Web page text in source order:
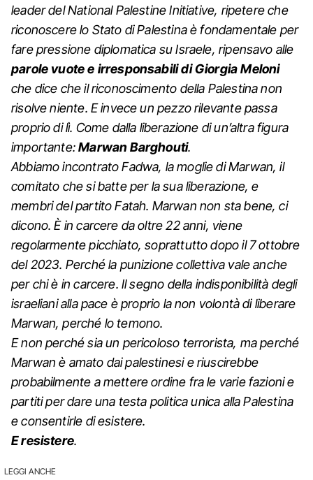
leader del National Palestine Initiative, ripetere che
riconoscere lo Stato di Palestina è fondamentale per
fare pressione diplomatica su Israele, ripensavo alle
parole vuote e irresponsabili di Giorgia Meloni
che dice che il riconoscimento della Palestina non
risolve niente. E invece un pezzo rilevante passa
proprio di lì. Come dalla liberazione di un’altra figura
importante:Marwan Barghouti.
Abbiamo incontrato Fadwa, la moglie di Marwan, il
comitato che si batte per la sua liberazione, e
membri del partito Fatah. Marwan non sta bene, ci
dicono. È in carcere da oltre 22 anni, viene
regolarmente picchiato, soprattutto dopo il 7 ottobre
del 2023. Perché la punizione collettiva vale anche
per chi è in carcere. Il segno della indisponibilità degli
israeliani alla pace è proprio la non volontà di liberare
Marwan, perché lo temono.
E non perché sia un pericoloso terrorista, ma perché
Marwan è amato dai palestinesi e riuscirebbe
probabilmente a mettere ordine fra le varie fazioni e
partiti per dare una testa politica unica alla Palestina
e consentirle di esistere.
E resistere.
LEGGI ANCHE